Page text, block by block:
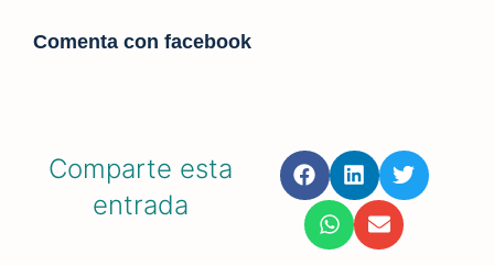
Comenta con facebook
Comparte esta
entrada